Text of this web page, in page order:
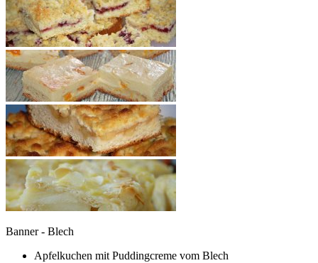
Banner - Blech
Apfelkuchen mit Puddingcreme vom Blech